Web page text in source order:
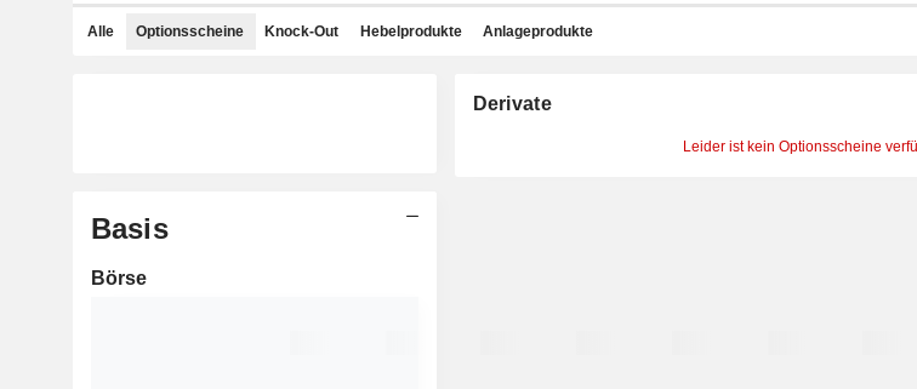
Alle Optionsscheine Knock-Out Hebelprodukte Anlageprodukte
Basis
Börse
Derivate
Leider ist kein Optionsscheine